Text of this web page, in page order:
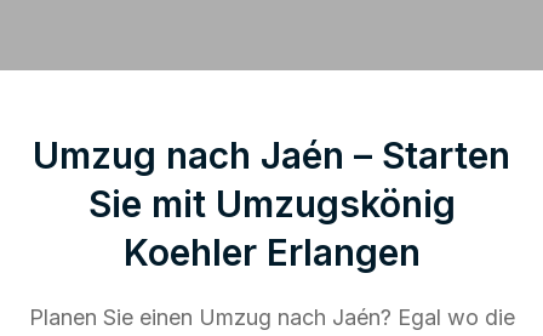
Umzug nach Jaén – Starten
Sie mit Umzugskönig
Koehler Erlangen
Planen Sie einen Umzug nach Jaén? Egal wo die